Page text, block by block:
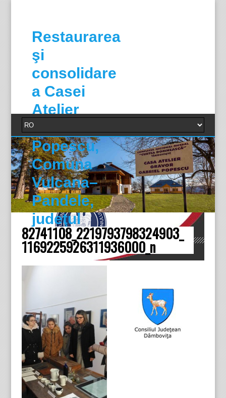
Restaurarea
şi
consolidare
a Casei
Atelier
Gabriel
Popescu,
Comuna
Vulcana–
Pandele,
judeţul
Dâmboviţa
82741108_2219793798324903_
1169225926311936000_n